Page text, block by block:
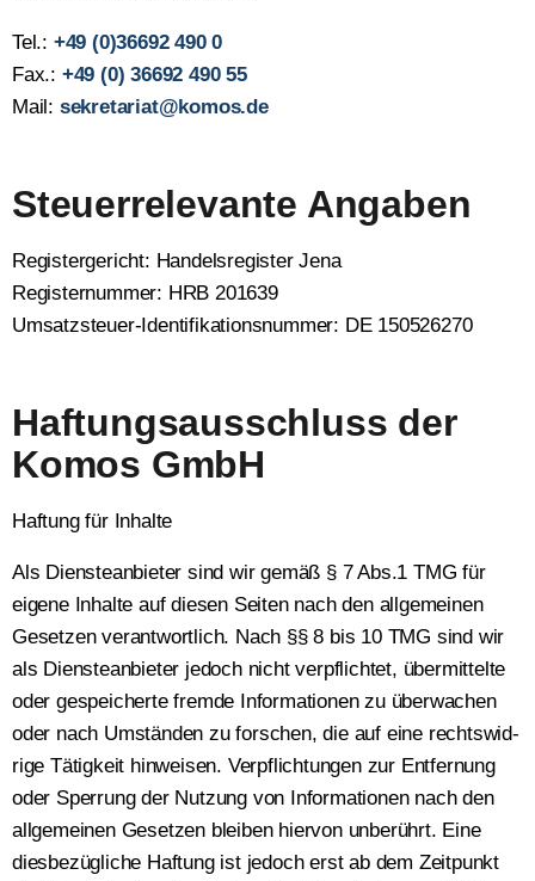
Tel.: +49 (0)36692 490 0
Fax.: +49 (0) 36692 490 55
Mail: sekretariat@komos.de
Steuerrelevante Angaben
Regis­ter­ge­richt: Han­dels­re­gis­ter Jena
Regis­ter­num­mer: HRB 201639
Umsatz­steu­er-Iden­ti­fi­ka­ti­ons­num­mer: DE 150526270
Haftungsausschluss der
Komos GmbH
Haf­tung für Inhal­te
Als Diens­te­an­bie­ter sind wir gemäß § 7 Abs.1 TMG für
eige­ne Inhal­te auf die­sen Sei­ten nach den all­ge­mei­nen
Geset­zen ver­ant­wort­lich. Nach §§ 8 bis 10 TMG sind wir
als Diens­te­an­bie­ter jedoch nicht ver­pflich­tet, über­mit­tel­te
oder gespei­cher­te frem­de Infor­ma­tio­nen zu über­wa­chen
oder nach Umstän­den zu for­schen, die auf eine rechts­wid­
ri­ge Tätig­keit hin­wei­sen. Ver­pflich­tun­gen zur Ent­fer­nung
oder Sper­rung der Nut­zung von Infor­ma­tio­nen nach den
all­ge­mei­nen Geset­zen blei­ben hier­von unbe­rührt. Eine
dies­be­züg­li­che Haf­tung ist jedoch erst ab dem Zeit­punkt